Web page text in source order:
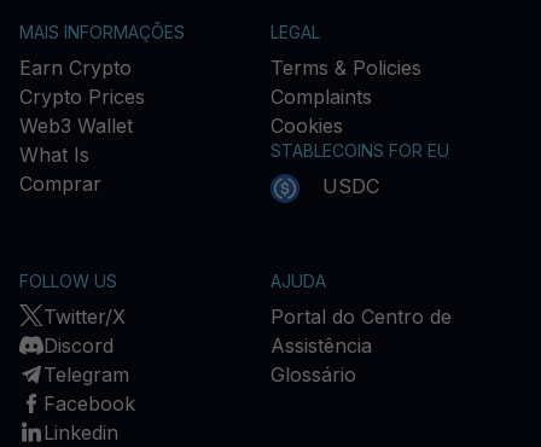
MAIS INFORMAÇÕES
Earn Crypto
Crypto Prices
Web3 Wallet
What Is
Comprar
LEGAL
Terms & Policies
Complaints
Cookies
STABLECOINS FOR EU
USDC
FOLLOW US
Twitter/X
Discord
Telegram
Facebook
Linkedin
AJUDA
Portal do Centro de
Assistência
Glossário